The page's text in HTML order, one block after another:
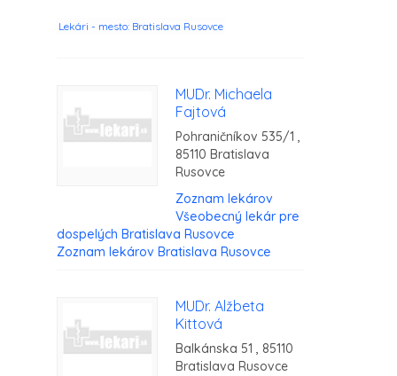
Lekári - mesto: Bratislava Rusovce
MUDr. Michaela
Fajtová
Pohraničníkov 535/1 ,
85110 Bratislava
Rusovce
Zoznam lekárov
Všeobecný lekár pre
dospelých Bratislava Rusovce
Zoznam lekárov Bratislava Rusovce
MUDr. Alžbeta
Kittová
Balkánska 51 , 85110
Bratislava Rusovce